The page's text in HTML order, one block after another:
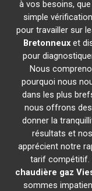
à vos besoins,
simple
pour travailler sur
Bretonneuxet
pour
Nous
pourquoi nous
dans les plus
nous offrons
donner la
résultats et
apprécient notre
tarif compétitif.
chaudière gaz
sommes